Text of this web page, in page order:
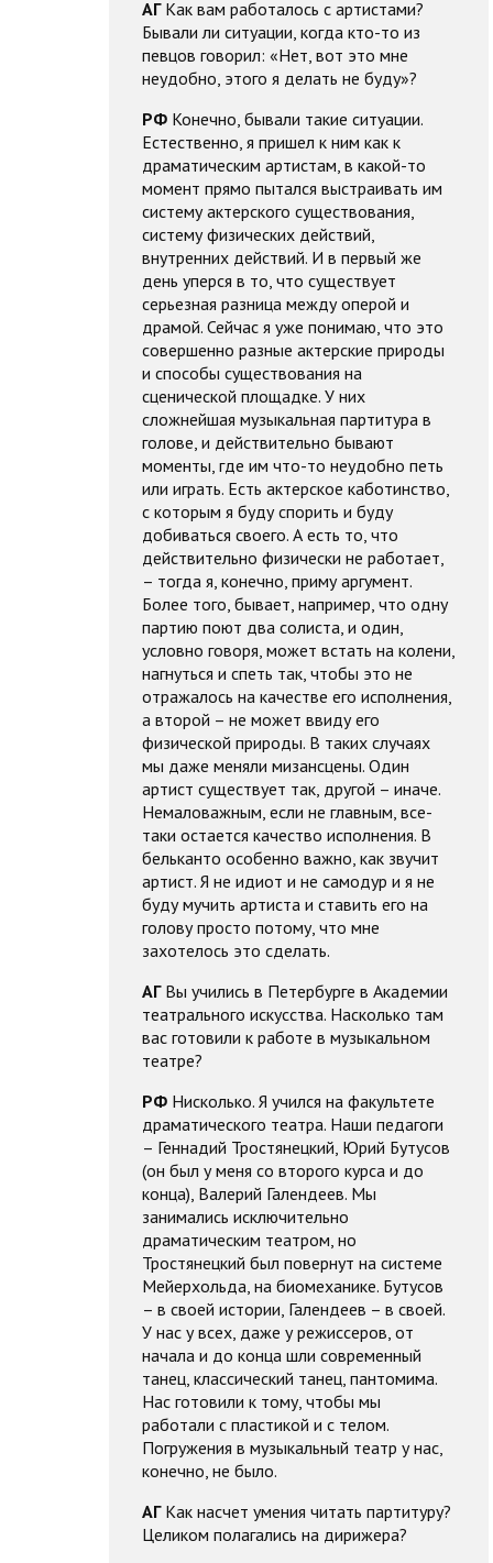
АГ Как вам работалось с артистами?
Бывали ли ситуации, когда кто-то из
певцов говорил: «Нет, вот это мне
неудобно, этого я делать не буду»?
РФ Конечно, бывали такие ситуации.
Естественно, я пришел к ним как к
драматическим артистам, в какой-то
момент прямо пытался выстраивать им
систему актерского существования,
систему физических действий,
внутренних действий. И в первый же
день уперся в то, что существует
серьезная разница между оперой и
драмой. Сейчас я уже понимаю, что это
совершенно разные актерские природы
и способы существования на
сценической площадке. У них
сложнейшая музыкальная партитура в
голове, и действительно бывают
моменты, где им что-то неудобно петь
или играть. Есть актерское каботинство,
с которым я буду спорить и буду
добиваться своего. А есть то, что
действительно физически не работает,
– тогда я, конечно, приму аргумент.
Более того, бывает, например, что одну
партию поют два солиста, и один,
условно говоря, может встать на колени,
нагнуться и спеть так, чтобы это не
отражалось на качестве его исполнения,
а второй – не может ввиду его
физической природы. В таких случаях
мы даже меняли мизансцены. Один
артист существует так, другой – иначе.
Немаловажным, если не главным, все-
таки остается качество исполнения. В
бельканто особенно важно, как звучит
артист. Я не идиот и не самодур и я не
буду мучить артиста и ставить его на
голову просто потому, что мне
захотелось это сделать.
АГ Вы учились в Петербурге в Академии
театрального искусства. Насколько там
вас готовили к работе в музыкальном
театре?
РФ Нисколько. Я учился на факультете
драматического театра. Наши педагоги
– Геннадий Тростянецкий, Юрий Бутусов
(он был у меня со второго курса и до
конца), Валерий Галендеев. Мы
занимались исключительно
драматическим театром, но
Тростянецкий был повернут на системе
Мейерхольда, на биомеханике. Бутусов
– в своей истории, Галендеев – в своей.
У нас у всех, даже у режиссеров, от
начала и до конца шли современный
танец, классический танец, пантомима.
Нас готовили к тому, чтобы мы
работали с пластикой и с телом.
Погружения в музыкальный театр у нас,
конечно, не было.
АГ Как насчет умения читать партитуру?
Целиком полагались на дирижера?